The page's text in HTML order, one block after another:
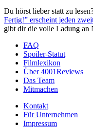
Du hörst lieber statt zu
Fertig!” erscheint jeden
gibt dir die volle Ladung an
FAQ
Spoiler-Statut
Filmlexikon
Über 4001Reviews
Das Team
Mitmachen
Kontakt
Für Unternehmen
Impressum